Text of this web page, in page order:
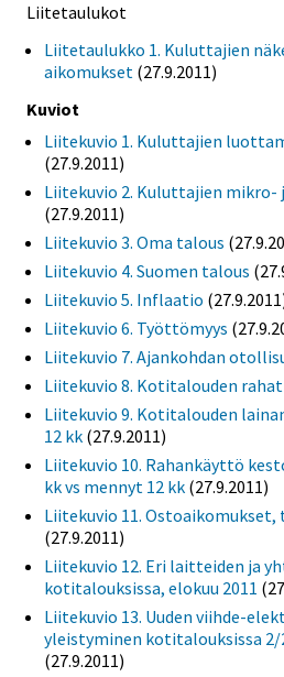
Liitetaulukot
Liitetaulukko 1. Kuluttajien
aikomukset (27.9.2011)
Kuviot
Liitekuvio 1. Kuluttajien
(27.9.2011)
Liitekuvio 2. Kuluttajien
(27.9.2011)
Liitekuvio 3. Oma talous
Liitekuvio 4. Suomen talous
Liitekuvio 5. Inflaatio
Liitekuvio 6. Työttömyys
Liitekuvio 7. Ajankohdan
Liitekuvio 8. Kotitalouden
Liitekuvio 9. Kotitalouden
12 kk (27.9.2011)
Liitekuvio 10. Rahankäyttö
kk vs mennyt 12 kk (27.9.2011)
Liitekuvio 11. Ostoaikomukset,
(27.9.2011)
Liitekuvio 12. Eri laitteiden ja
kotitalouksissa, elokuu 2011
Liitekuvio 13. Uuden viihde-
yleistyminen kotitalouksissa 2/
(27.9.2011)